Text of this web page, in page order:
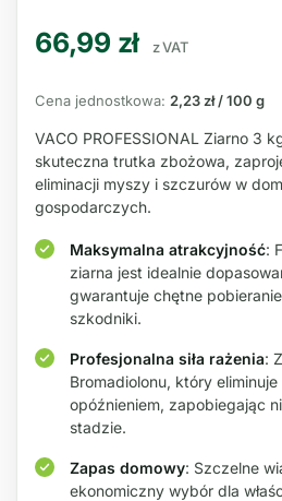
66,99 zł z VAT
Cena jednostkowa: 2,23 zł / 100 g
VACO PROFESSIONAL Ziarno 3
skuteczna trutka zbożowa,
eliminacji myszy i szczurów w
gospodarczych.
Maksymalna atrakcyjność:
ziarna jest idealnie
gwarantuje chętne
szkodniki.
Profesjonalna siła rażenia:
Bromadiolonu, który eliminuje
opóźnieniem, zapobiegając
stadzie.
Zapas domowy: Szczelne
ekonomiczny wybór dla